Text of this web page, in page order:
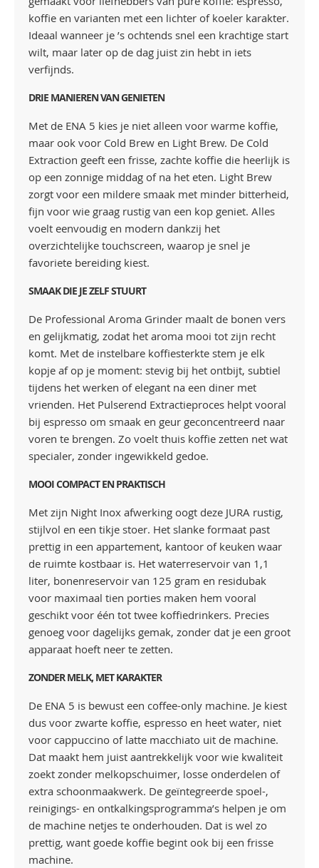
koffie en varianten met een lichter of koeler karakter.
Ideaal wanneer je ’s ochtends snel een krachtige start
wilt, maar later op de dag juist zin hebt in iets
verfijnds.
DRIE MANIEREN VAN GENIETEN
Met de ENA 5 kies je niet alleen voor warme koffie,
maar ook voor Cold Brew en Light Brew. De Cold
Extraction geeft een frisse, zachte koffie die heerlijk is
op een zonnige middag of na het eten. Light Brew
zorgt voor een mildere smaak met minder bitterheid,
fijn voor wie graag rustig van een kop geniet. Alles
voelt eenvoudig en modern dankzij het
overzichtelijke touchscreen, waarop je snel je
favoriete bereiding kiest.
SMAAK DIE JE ZELF STUURT
De Professional Aroma Grinder maalt de bonen vers
en gelijkmatig, zodat het aroma mooi tot zijn recht
komt. Met de instelbare koffiesterkte stem je elk
kopje af op je moment: stevig bij het ontbijt, subtiel
tijdens het werken of elegant na een diner met
vrienden. Het Pulserend Extractieproces helpt vooral
bij espresso om smaak en geur geconcentreerd naar
voren te brengen. Zo voelt thuis koffie zetten net wat
specialer, zonder ingewikkeld gedoe.
MOOI COMPACT EN PRAKTISCH
Met zijn Night Inox afwerking oogt deze JURA rustig,
stijlvol en een tikje stoer. Het slanke formaat past
prettig in een appartement, kantoor of keuken waar
de ruimte kostbaar is. Het waterreservoir van 1,1
liter, bonenreservoir van 125 gram en residubak
voor maximaal tien porties maken hem vooral
geschikt voor één tot twee koffiedrinkers. Precies
genoeg voor dagelijks gemak, zonder dat je een groot
apparaat hoeft neer te zetten.
ZONDER MELK, MET KARAKTER
De ENA 5 is bewust een coffee-only machine. Je kiest
dus voor zwarte koffie, espresso en heet water, niet
voor cappuccino of latte macchiato uit de machine.
Dat maakt hem juist aantrekkelijk voor wie kwaliteit
zoekt zonder melkopschuimer, losse onderdelen of
extra schoonmaakwerk. De geïntegreerde spoel-,
reinigings- en ontkalkingsprogramma’s helpen je om
de machine netjes te onderhouden. Dat is wel zo
prettig, want goede koffie begint ook bij een frisse
machine.